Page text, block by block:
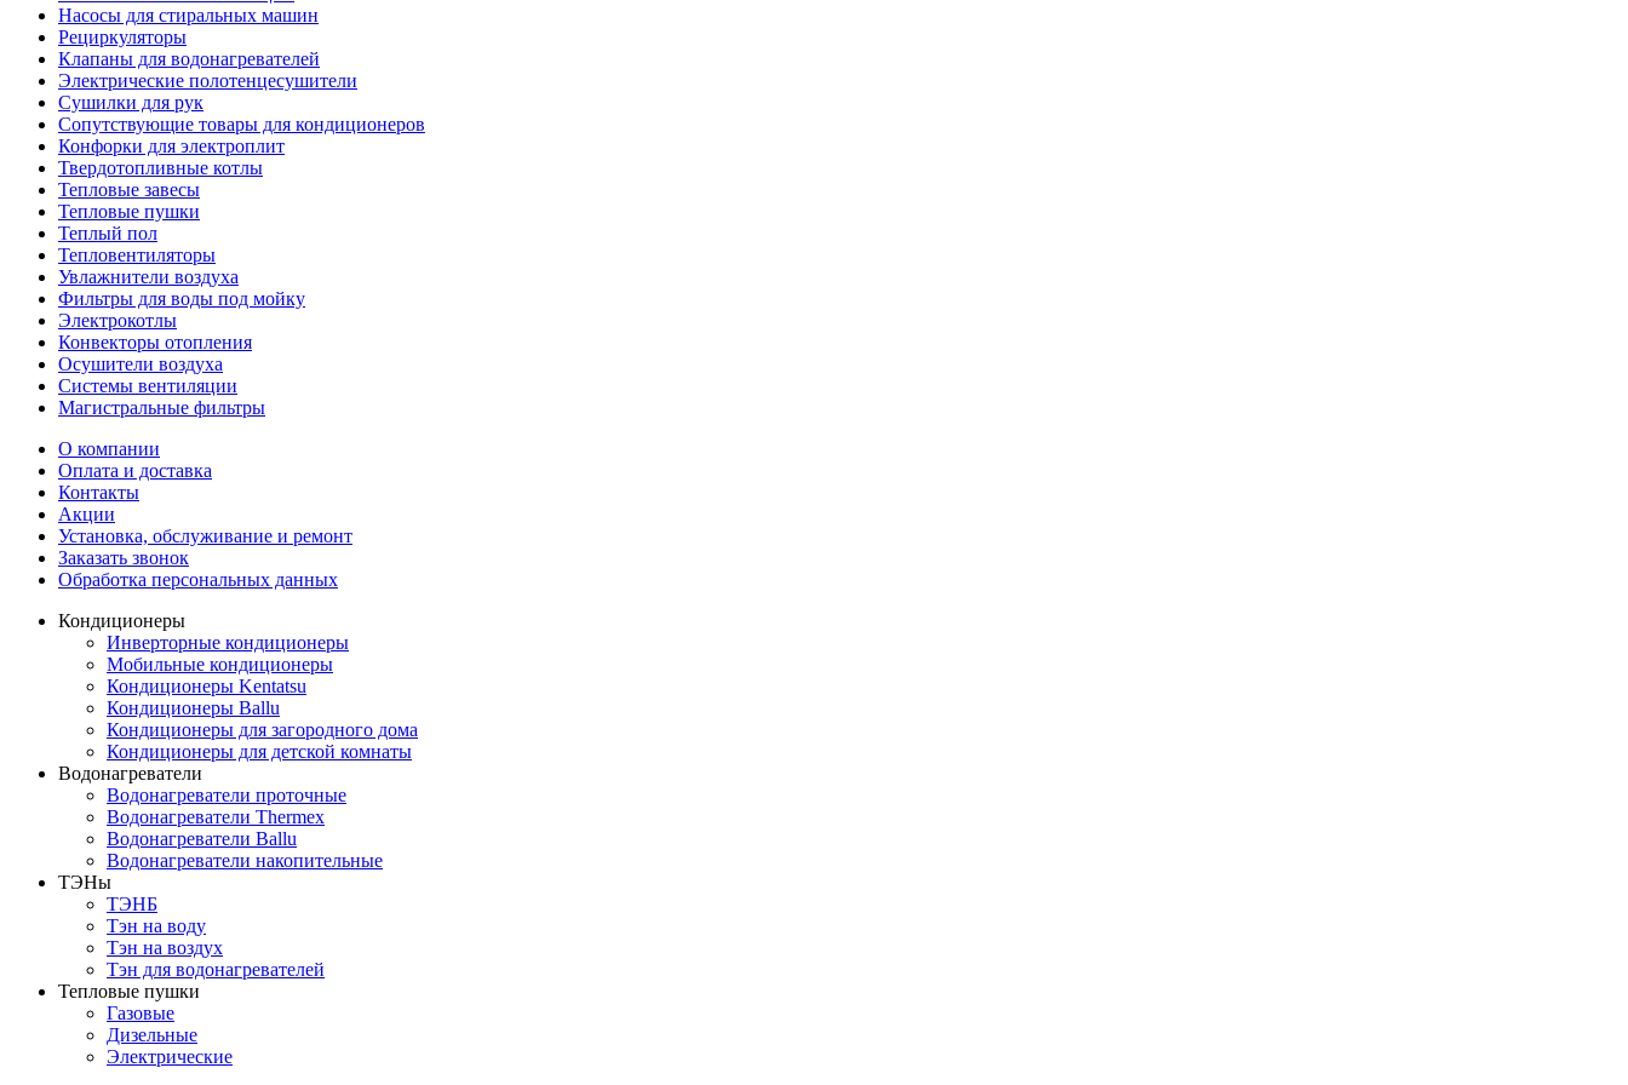
Насосы для стиральных машин
Рециркуляторы
Клапаны для водонагревателей
Электрические полотенцесушители
Сушилки для рук
Сопутствующие товары для кондиционеров
Конфорки для электроплит
Твердотопливные котлы
Тепловые завесы
Тепловые пушки
Теплый пол
Тепловентиляторы
Увлажнители воздуха
Фильтры для воды под мойку
Электрокотлы
Конвекторы отопления
Осушители воздуха
Системы вентиляции
Магистральные фильтры
О компании
Оплата и доставка
Контакты
Акции
Установка, обслуживание и ремонт
Заказать звонок
Обработка персональных данных
Кондиционеры
Инверторные кондиционеры
Мобильные кондиционеры
Кондиционеры Kentatsu
Кондиционеры Ballu
Кондиционеры для загородного дома
Кондиционеры для детской комнаты
Водонагреватели
Водонагреватели проточные
Водонагреватели Thermex
Водонагреватели Ballu
Водонагреватели накопительные
ТЭНы
ТЭНБ
Тэн на воду
Тэн на воздух
Тэн для водонагревателей
Тепловые пушки
Газовые
Дизельные
Электрические